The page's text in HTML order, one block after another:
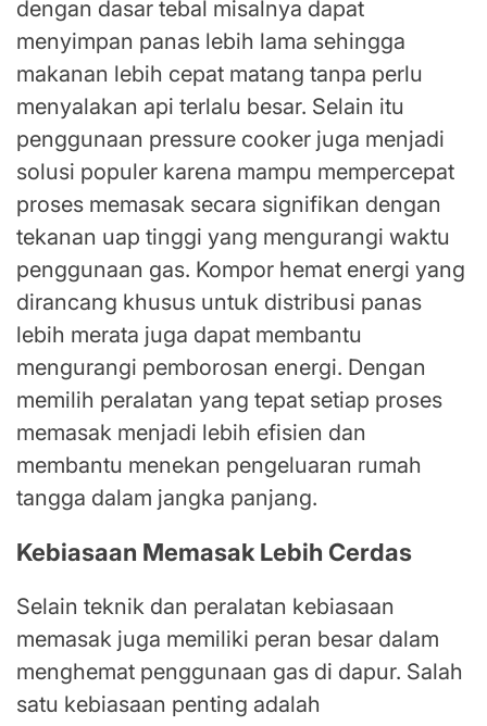
dengan dasar tebal misalnya dapat
menyimpan panas lebih lama sehingga
makanan lebih cepat matang tanpa perlu
menyalakan api terlalu besar. Selain itu
penggunaan pressure cooker juga menjadi
solusi populer karena mampu mempercepat
proses memasak secara signifikan dengan
tekanan uap tinggi yang mengurangi waktu
penggunaan gas. Kompor hemat energi yang
dirancang khusus untuk distribusi panas
lebih merata juga dapat membantu
mengurangi pemborosan energi. Dengan
memilih peralatan yang tepat setiap proses
memasak menjadi lebih efisien dan
membantu menekan pengeluaran rumah
tangga dalam jangka panjang.
Kebiasaan Memasak Lebih Cerdas
Selain teknik dan peralatan kebiasaan
memasak juga memiliki peran besar dalam
menghemat penggunaan gas di dapur. Salah
satu kebiasaan penting adalah